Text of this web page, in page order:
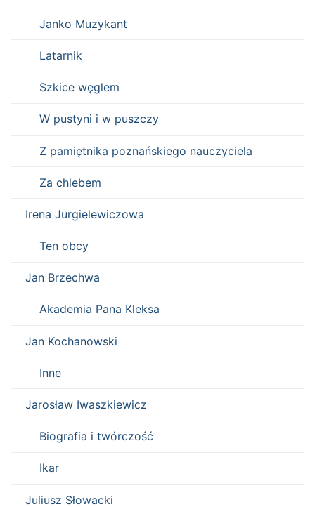
Janko Muzykant
Latarnik
Szkice węglem
W pustyni i w puszczy
Z pamiętnika poznańskiego nauczyciela
Za chlebem
Irena Jurgielewiczowa
Ten obcy
Jan Brzechwa
Akademia Pana Kleksa
Jan Kochanowski
Inne
Jarosław Iwaszkiewicz
Biografia i twórczość
Ikar
Juliusz Słowacki